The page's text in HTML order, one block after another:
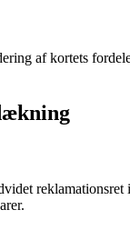
af kortets